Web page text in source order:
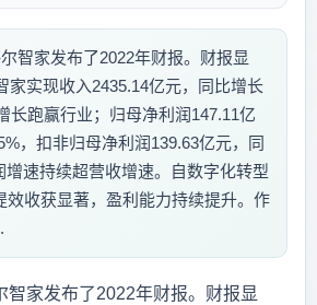
智家发布了2022年财报。财报显
家实现收入2435.14亿元，同比增长
长跑赢行业；归母净利润147.11亿
，扣非归母净利润139.63亿元，同
增速持续超营收增速。自数字化转型
效收获显著，盈利能力持续提升。作
智家发布了2022年财报。财报显